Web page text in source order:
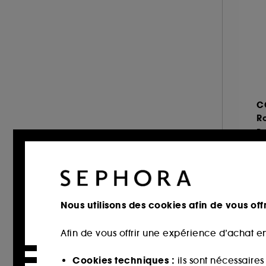
UNBOTTLED (1)
Nous utilisons des cookies afin de vous
Afin de vous offrir une expérience d’achat
Cookies techniques : ils sont